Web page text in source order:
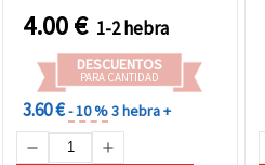
bisutería, pulseras y
collares
4.00€ 1-2 hebra
DESCUENTOS
PARA CANTIDAD
3.60 €- 10 %3 hebra +